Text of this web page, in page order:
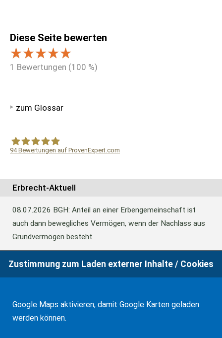
Diese Seite bewerten
1 Bewertungen (100 %)
zum Glossar
94Bewertungen auf ProvenExpert.com
Erbrecht-Aktuell
08.07.2026 BGH: Anteil an einer Erbengemeinschaft ist
auch dann bewegliches Vermögen, wenn der Nachlass aus
Grundvermögen besteht
BFH: Abweichende Festsetzung aus
17.03.2026Andalusien: Vergünstigungen bei der
Zustimmung zum Laden externer Inhalte / Cookies
Google Maps aktivieren, damit Google Karten geladen
werden können.